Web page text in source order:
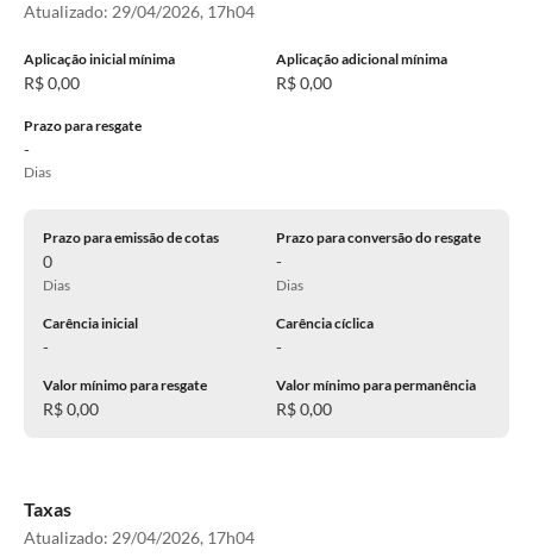
Atualizado: 29/04/2026, 17h04
Aplicação inicial mínima
R$ 0,00
Aplicação adicional mínima
R$ 0,00
Prazo para resgate
-
Dias
Prazo para emissão de cotas
0
Dias
Prazo para conversão do resgate
-
Dias
Carência inicial
-
Carência cíclica
-
Valor mínimo para resgate
R$ 0,00
Valor mínimo para permanência
R$ 0,00
Taxas
Atualizado: 29/04/2026, 17h04